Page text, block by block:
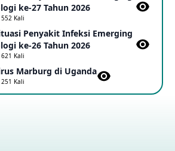
17 May 2026
Ebola di RD Kongo
16 May 2026
A(H5NN6) di Cina
ke-27 Tahun 2026
Kali
Penyakit Infeksi Emerging
ke-26 Tahun 2026
Kali
Marburg di Uganda
Kali